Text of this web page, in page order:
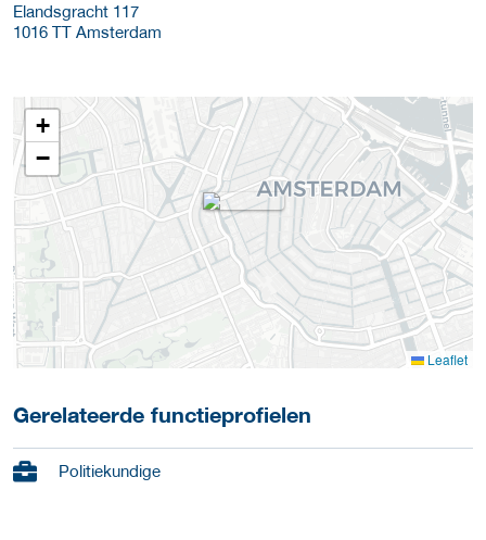
Elandsgracht 117
1016 TT Amsterdam
+
−
Leaflet
Gerelateerde functieprofielen
Politiekundige